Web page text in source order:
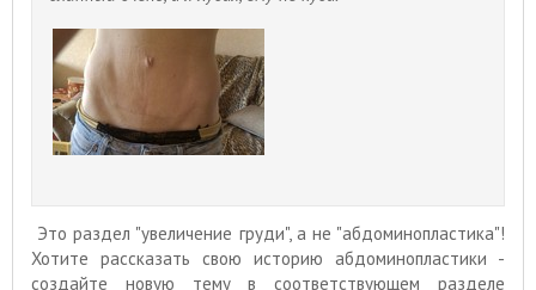
Это раздел "увеличение груди", а не "абдоминопластика"!
Хотите рассказать свою историю абдоминопластики -
создайте новую тему в соответствующем разделе